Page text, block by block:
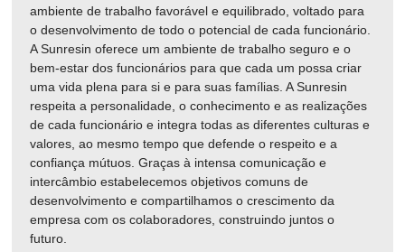
NOTÍCIAS
CARREIRA
CONTATO
ambiente de trabalho favorável e equilibrado, voltado para
o desenvolvimento de todo o potencial de cada funcionário.
A Sunresin oferece um ambiente de trabalho seguro e o
bem-estar dos funcionários para que cada um possa criar
uma vida plena para si e para suas famílias. A Sunresin
respeita a personalidade, o conhecimento e as realizações
de cada funcionário e integra todas as diferentes culturas e
valores, ao mesmo tempo que defende o respeito e a
confiança mútuos. Graças à intensa comunicação e
intercâmbio estabelecemos objetivos comuns de
desenvolvimento e compartilhamos o crescimento da
empresa com os colaboradores, construindo juntos o
futuro.